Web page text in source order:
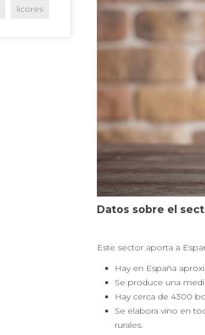
licores
Datos sobre el
Este sector aporta a
Hay en España
Se produce una
Hay cerca de 4300
Se elabora vino en
rurales.